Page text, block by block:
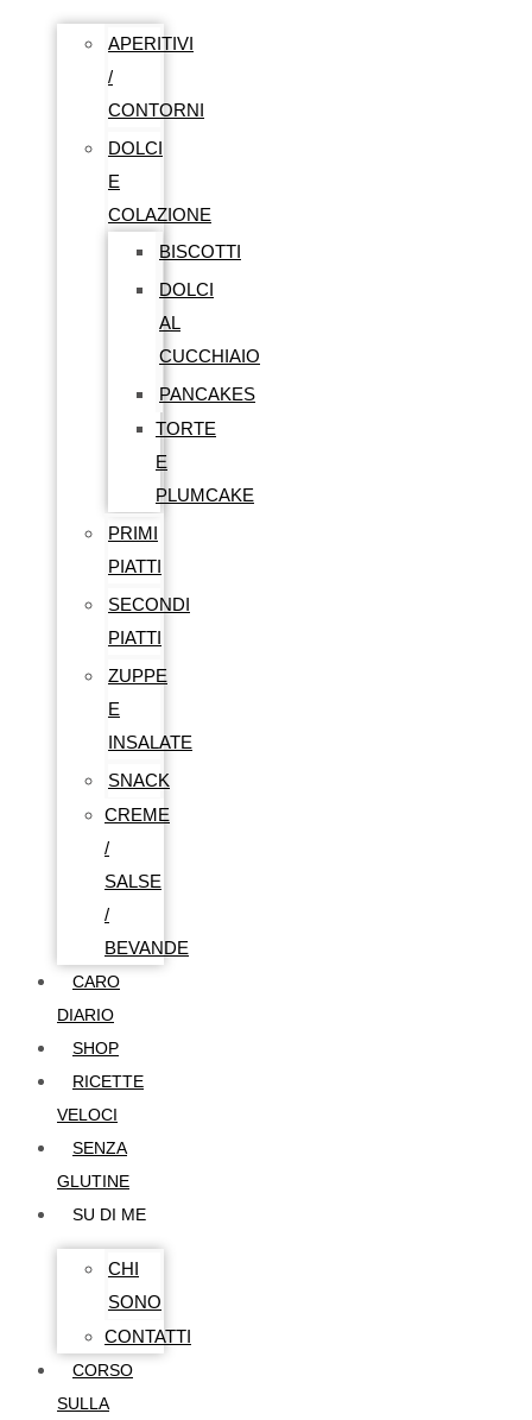
APERITIVI
/
CONTORNI
DOLCI
E
COLAZIONE
BISCOTTI
DOLCI
AL
CUCCHIAIO
PANCAKES
TORTE
E
PLUMCAKE
PRIMI
PIATTI
SECONDI
PIATTI
ZUPPE
E
INSALATE
SNACK
CREME
/
SALSE
/
BEVANDE
CARO
DIARIO
SHOP
RICETTE
VELOCI
SENZA
GLUTINE
SU DI ME
CHI
SONO
CONTATTI
CORSO
SULLA